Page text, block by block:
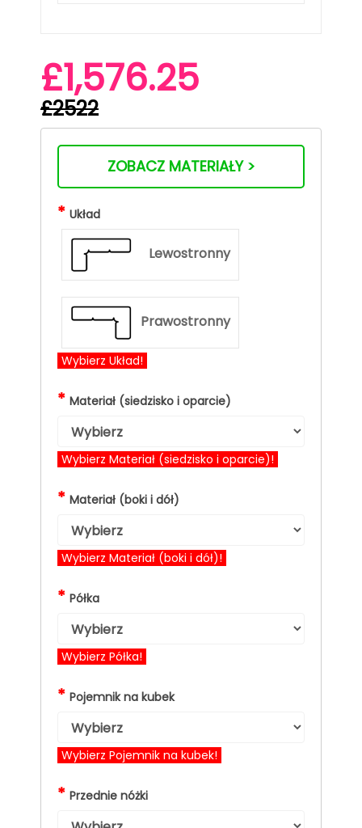
£1,576.25
£2522
ZOBACZ MATERIAŁY >
* Układ
Lewostronny
Prawostronny
Wybierz Układ!
* Materiał (siedzisko i oparcie)
Wybierz Materiał (siedzisko i oparcie)!
* Materiał (boki i dół)
Wybierz Materiał (boki i dół)!
* Półka
Wybierz Półka!
* Pojemnik na kubek
Wybierz Pojemnik na kubek!
* Przednie nóżki